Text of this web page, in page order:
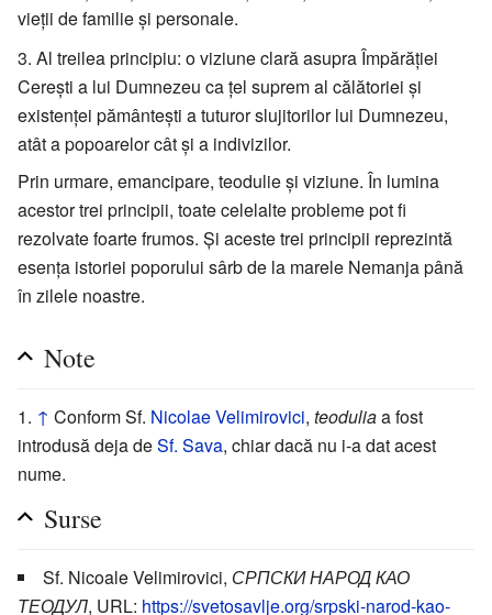
vieții de familie și personale.
Al treilea principiu: o viziune clară asupra Împărăției
Cerești a lui Dumnezeu ca țel suprem al călătoriei și
existenței pământești a tuturor slujitorilor lui Dumnezeu,
atât a popoarelor cât și a indivizilor.
Prin urmare, emancipare, teodulie și viziune. În lumina
acestor trei principii, toate celelalte probleme pot fi
rezolvate foarte frumos. Și aceste trei principii reprezintă
esența istoriei poporului sârb de la marele Nemanja până
în zilele noastre.
Note
↑ Conform Sf. Nicolae Velimirovici, teoduliaa fost
introdusă deja deSf. Sava, chiar dacă nu i-a dat acest
nume.
Surse
Sf. Nicoale Velimirovici, СРПСКИ НАРОД КАО
ТЕОДУЛ, URL: https://svetosavlje.org/srpski-narod-kao-